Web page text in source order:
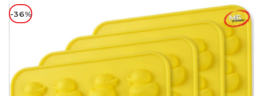
-36%